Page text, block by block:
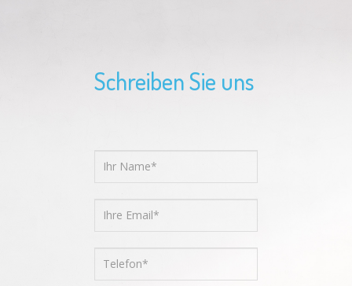
Schreiben Sie uns